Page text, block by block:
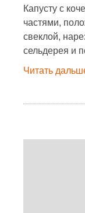
Капусту с
частями,
свеклой,
сельдерея и
Читать